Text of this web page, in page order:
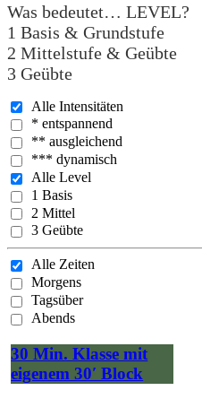
Was bedeutet… LEVEL?
1 Basis & Grundstufe
2 Mittelstufe & Geübte
3 Geübte
Alle Intensitäten
* entspannend
** ausgleichend
*** dynamisch
Alle Level
1 Basis
2 Mittel
3 Geübte
Alle Zeiten
Morgens
Tagsüber
Abends
30 Min. Klasse mit
eigenem 30′ Block